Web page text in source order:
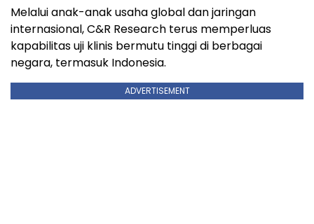
Melalui anak-anak usaha global dan jaringan
internasional, C&R Research terus memperluas
kapabilitas uji klinis bermutu tinggi di berbagai
negara, termasuk Indonesia.
ADVERTISEMENT